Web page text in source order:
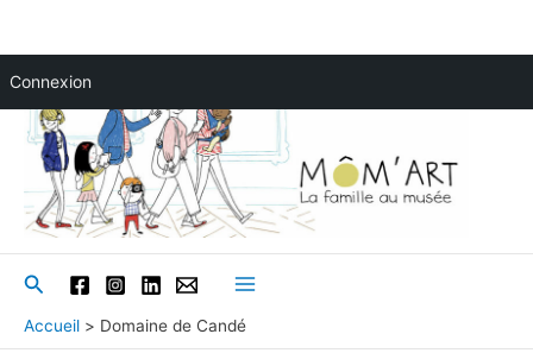
Connexion
contenu
Rechercher
Accueil Domaine de Candé